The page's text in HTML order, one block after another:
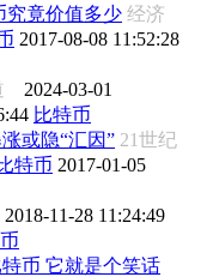
究竟价值多少 经济
2017-08-08 11:52:28
2024-03-01
比特币
或隐“汇因” 21世纪
特币 2017-01-05
2018-11-28 11:24:49
币 它就是个笑话